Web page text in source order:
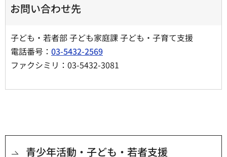
お問い合わせ先
子ども・若者部 子ども家庭課 子ども・子育て支援
電話番号： 03-5432-2569
ファクシミリ：03-5432-3081
青少年活動・子ども・若者支援